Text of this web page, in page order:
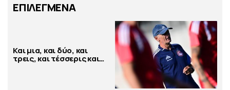
ΕΠΙΛΕΓΜΕΝΑ
Και μια, και δύο, και
τρεις, και τέσσερις και…